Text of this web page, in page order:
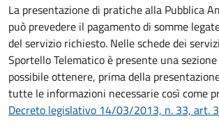
La presentazione di pratiche alla Pubblica
può prevedere il pagamento di somme
del servizio richiesto. Nelle schede dei
Sportello Telematico è presente una
possibile ottenere, prima della
tutte le informazioni necessarie così come
Decreto legislativo 14/03/2013, n. 33, art.